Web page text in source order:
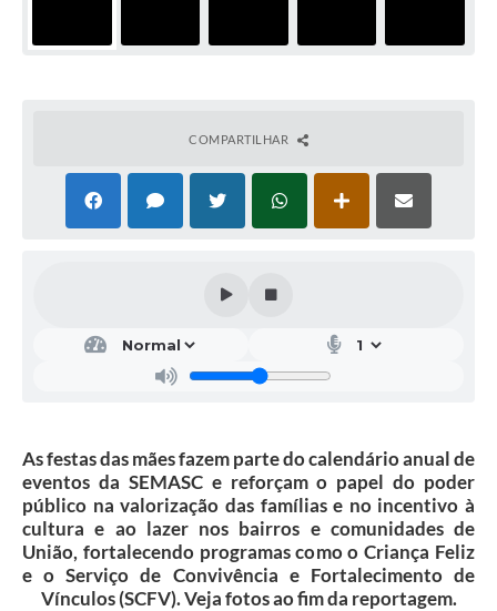
COMPARTILHAR
As festas das mães fazem parte do calendário anual de
eventos da SEMASC e reforçam o papel do poder
público na valorização das famílias e no incentivo à
cultura e ao lazer nos bairros e comunidades de
União, fortalecendo programas como o Criança Feliz
e o Serviço de Convivência e Fortalecimento de
Vínculos (SCFV). Veja fotos ao fim da reportagem.